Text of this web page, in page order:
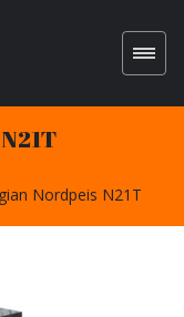
Nordpeis N21T